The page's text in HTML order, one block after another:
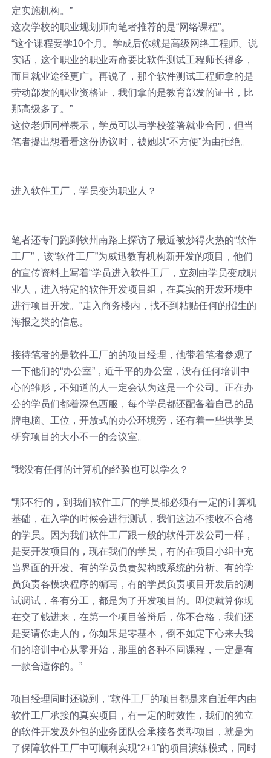
定实施机构。”
这次学校的职业规划师向笔者推荐的是“网络课程”。
“这个课程要学10个月。学成后你就是高级网络工程师。说
实话，这个职业的职业寿命要比软件测试工程师长得多，
而且就业途径更广。再说了，那个软件测试工程师拿的是
劳动部发的职业资格证，我们拿的是教育部发的证书，比
那高级多了。”
这位老师同样表示，学员可以与学校签署就业合同，但当
笔者提出想看看这份协议时，被她以“不方便”为由拒绝。
进入软件工厂，学员变为职业人？
笔者还专门跑到钦州南路上探访了最近被炒得火热的“软件
工厂”，该“软件工厂”为威迅教育机构新开发的项目，他们
的宣传资料上写着“学员进入软件工厂，立刻由学员变成职
业人，进入特定的软件开发项目组，在真实的开发环境中
进行项目开发。”走入商务楼内，找不到粘贴任何的招生的
海报之类的信息。
接待笔者的是软件工厂的的项目经理，他带着笔者参观了
一下他们的“办公室”，近千平的办公室，没有任何培训中
心的雏形，不知道的人一定会认为这是一个公司。正在办
公的学员们都着深色西服，每个学员都还配备着自己的品
牌电脑、工位，开放式的办公环境旁，还有着一些供学员
研究项目的大小不一的会议室。
“我没有任何的计算机的经验也可以学么？
“那不行的，到我们软件工厂的学员都必须有一定的计算机
基础，在入学的时候会进行测试，我们这边不接收不合格
的学员。因为我们软件工厂跟一般的软件开发公司一样，
是要开发项目的，现在我们的学员，有的在项目小组中充
当界面的开发、有的学员负责架构或系统的分析、有的学
员负责各模块程序的编写，有的学员负责项目开发后的测
试调试，各有分工，都是为了开发项目的。即便就算你现
在交了钱进来，在第一个项目答辩后，你不合格，我们还
是要请你走人的，你如果是零基本，倒不如定下心来去我
们的培训中心从零开始，那里的各种不同课程，一定是有
一款合适你的。”
项目经理同时还说到，“软件工厂的项目都是来自近年内由
软件工厂承接的真实项目，有一定的时效性，我们的独立
的软件开发及外包的业务团队会承接各类型项目，就是为
了保障软件工厂中可顺利实现“2+1”的项目演练模式，同时